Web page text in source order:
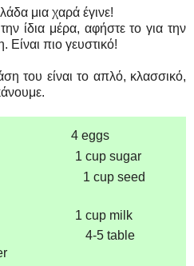
μια χαρά έγινε!
ίδια μέρα, αφήστε το για την
Είναι πιο γευστικό!
του είναι το απλό, κλασσικό,
eggs
1 cup sugar
1 cup seed
1 cup milk
κακάο 4-5 table